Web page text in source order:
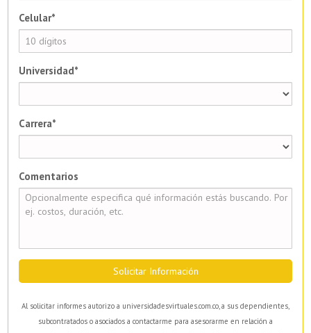
Celular*
Universidad*
Carrera*
Comentarios
Solicitar Información
Al solicitar informes autorizo a universidadesvirtuales.com.co, a sus dependientes,
subcontratados o asociados a contactarme para asesorarme en relación a